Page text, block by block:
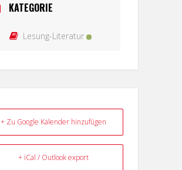
KATEGORIE
Lesung-Literatur
+ Zu Google Kalender hinzufügen
+ iCal / Outlook export